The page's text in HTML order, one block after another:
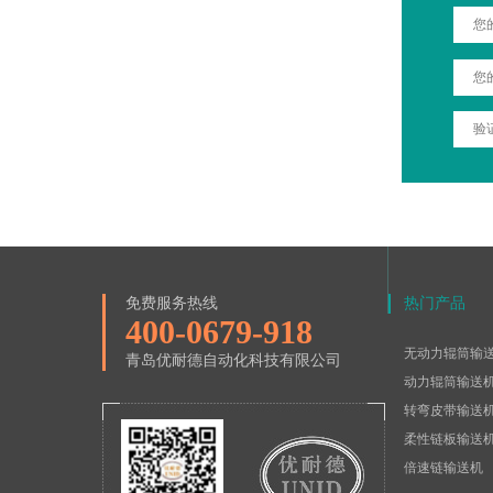
免费服务热线
400-0679-918
青岛优耐德自动化科技有限公司
热门产品
无动力辊筒输
动力辊筒输送
转弯皮带输送
柔性链板输送
倍速链输送机